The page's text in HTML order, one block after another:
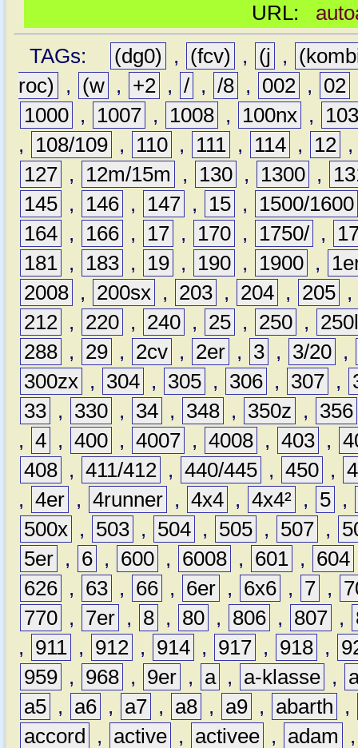
URL:
TAGs:
(dg0) , (fcv) , (j ,
roc)
, (w , +2 , / , /8 , 002 , 02
1000 , 1007 , 1008 , 100nx ,
,
108/109 , 110 , 111 , 114 , 12
127 , 12m/15m , 130 , 1300 ,
145 , 146 , 147 , 15 ,
1500/1600
164 , 166 , 17 , 170 , 1750/ ,
181 , 183 , 19 , 190 , 1900 ,
2008 , 200sx , 203 , 204 , 205 ,
212 , 220 , 240 , 25 , 250 ,
288 , 29 , 2cv , 2er , 3 , 3/20 ,
300zx , 304 , 305 , 306 , 307 ,
33 , 330 , 34 , 348 , 350z ,
356
, 4 , 400 , 4007 , 4008 , 403 ,
408 , 411/412 , 440/445 , 450 ,
, 4er , 4runner , 4x4 , 4x4² , 5 ,
500x , 503 , 504 , 505 , 507 ,
5er , 6 , 600 , 6008 , 601 , 604
626 , 63 , 66 , 6er , 6x6 , 7 ,
770 , 7er , 8 , 80 , 806 , 807 ,
,
911 , 912 , 914 , 917 , 918 ,
959 , 968 , 9er , a , a-klasse ,
a5 , a6 , a7 , a8 , a9 , abarth
,
accord
, active , activee , adam